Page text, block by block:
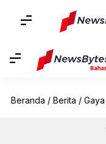
Beranda / Berita /